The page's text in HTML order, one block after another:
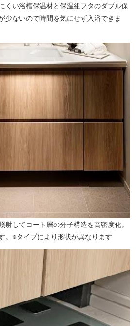
くい浴槽保温材と保温組フタのダブル保
少ないので時間を気にせず入浴できま
射してコート層の分子構造を高密度化。
。※タイプにより形状が異なります